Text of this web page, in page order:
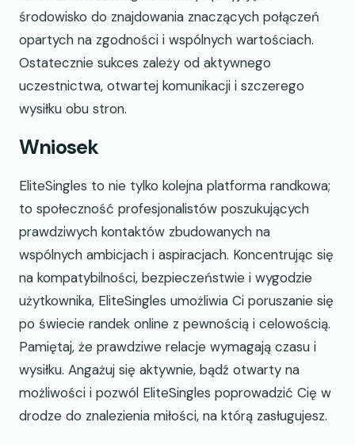
środowisko do znajdowania znaczących połączeń
opartych na zgodności i wspólnych wartościach.
Ostatecznie sukces zależy od aktywnego
uczestnictwa, otwartej komunikacji i szczerego
wysiłku obu stron.
Wniosek
EliteSingles to nie tylko kolejna platforma randkowa;
to społeczność profesjonalistów poszukujących
prawdziwych kontaktów zbudowanych na
wspólnych ambicjach i aspiracjach. Koncentrując się
na kompatybilności, bezpieczeństwie i wygodzie
użytkownika, EliteSingles umożliwia Ci poruszanie się
po świecie randek online z pewnością i celowością.
Pamiętaj, że prawdziwe relacje wymagają czasu i
wysiłku. Angażuj się aktywnie, bądź otwarty na
możliwości i pozwól EliteSingles poprowadzić Cię w
drodze do znalezienia miłości, na którą zasługujesz.